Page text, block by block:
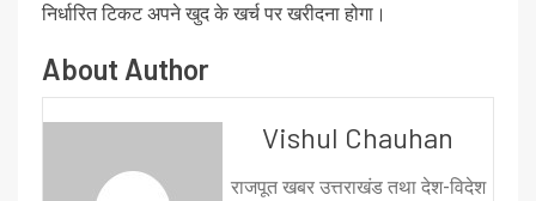
निर्धारित टिकट अपने खुद के खर्च पर खरीदना होगा।
About Author
Vishul Chauhan
राजपूत खबर उत्तराखंड तथा देश-विदेश